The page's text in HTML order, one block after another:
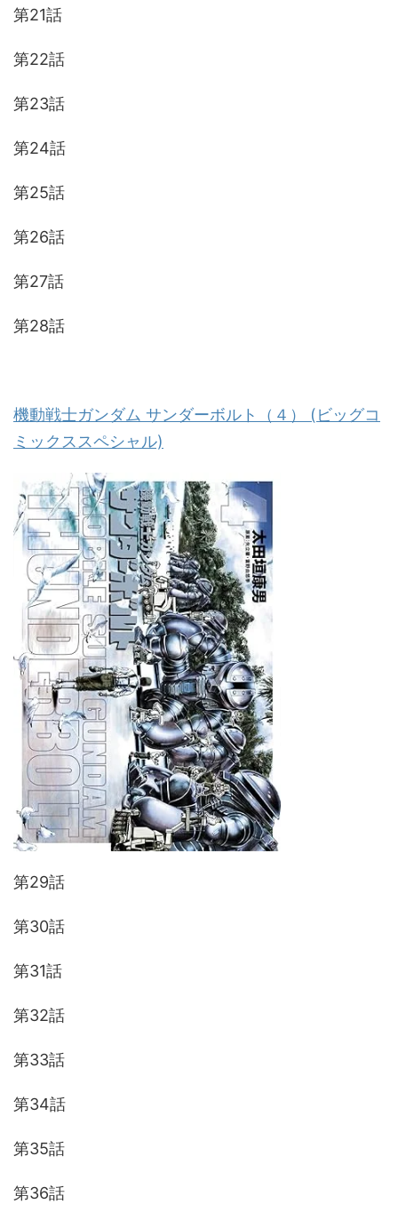
第21話
第22話
第23話
第24話
第25話
第26話
第27話
第28話
機動戦士ガンダム サンダーボルト（４） (ビッグコ
ミックススペシャル)
第29話
第30話
第31話
第32話
第33話
第34話
第35話
第36話